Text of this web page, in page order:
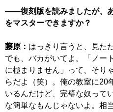
――復刻版を読みましたが、
をマスターできますか？
藤原： はっきり言うと、見た
でも、バカがいてよ。「ノー
に極まりません」って、そり
らだよ（笑）。俺の教室に20
いるんだけど、完璧な奴って
な簡単なもんじゃないよ。相